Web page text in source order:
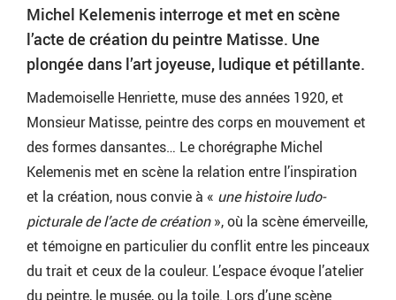
Michel Kelemenis interroge et met en scène
l’acte de création du peintre Matisse. Une
plongée dans l’art joyeuse, ludique et pétillante.
Mademoiselle Henriette, muse des années 1920, et
Monsieur Matisse, peintre des corps en mouvement et
des formes dansantes… Le chorégraphe Michel
Kelemenis met en scène la relation entre l’inspiration
et la création, nous convie à « une histoire ludo-
picturale de l’acte de création», où la scène émerveille,
et témoigne en particulier du conflit entre les pinceaux
du trait et ceux de la couleur. L’espace évoque l’atelier
du peintre, le musée, ou la toile. Lors d’une scène